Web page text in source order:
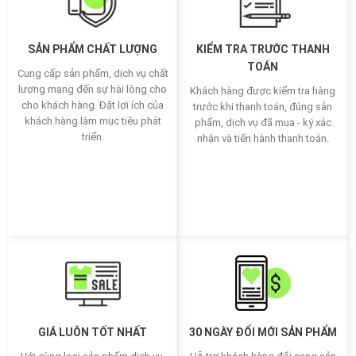
SẢN PHẨM CHẤT LƯỢNG
Cung cấp sản phẩm, dịch vụ chất
lượng mang đến sự hài lòng cho
cho khách hàng. Đặt lợi ích của
khách hàng làm mục tiêu phát
triển.
KIỂM TRA TRƯỚC THANH
TOÁN
Khách hàng được kiểm tra hàng
trước khi thanh toán, đúng sản
phẩm, dịch vụ đã mua - ký xác
nhận và tiến hành thanh toán.
GIÁ LUÔN TỐT NHẤT 30 NGÀY ĐỔI MỚI SẢN PHẨM